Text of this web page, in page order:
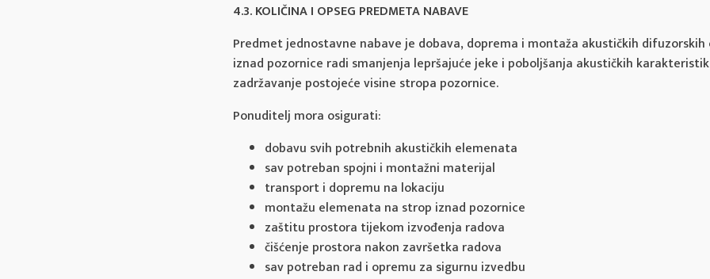
4.3. KOLIČINA I OPSEG PREDMETA NABAVE
Predmet jednostavne nabave je dobava, doprema i montaža akustičkih
iznad pozornice radi smanjenja lepršajuće jeke i poboljšanja akustičkih
zadržavanje postojeće visine stropa pozornice.
Ponuditelj mora osigurati:
dobavu svih potrebnih akustičkih elemenata
sav potreban spojni i montažni materijal
transport i dopremu na lokaciju
montažu elemenata na strop iznad pozornice
zaštitu prostora tijekom izvođenja radova
čišćenje prostora nakon završetka radova
sav potreban rad i opremu za sigurnu izvedbu